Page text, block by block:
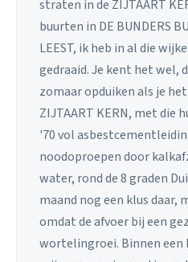
straten in de ZIJTAART
buurten in DE BUNDERS
LEEST, ik heb in al die
gedraaid. Je kent het wel,
zomaar opduiken als je
ZIJTAART KERN, met die
'70 vol
noodoproepen door
water, rond de 8 graden
maand nog een klus daar,
omdat de afvoer bij een
wortelingroei. Binnen een